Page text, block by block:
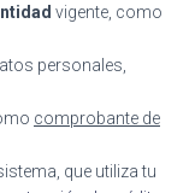
vigente, como
personales,
comprobante de
que utiliza tu